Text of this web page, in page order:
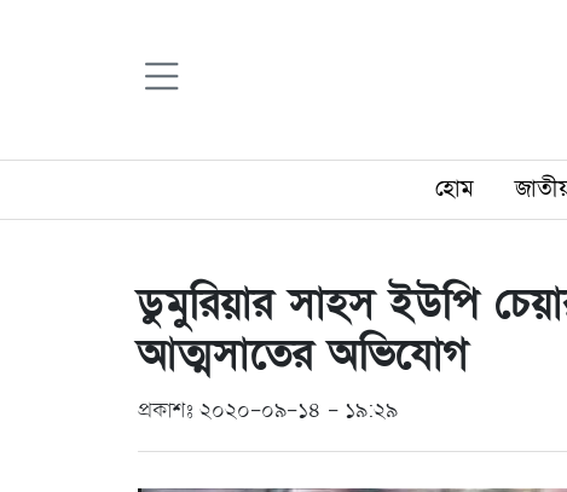
হোম
ডুমুরিয়ার সাহস ইউপি
আত্মসাতের অভিযোগ
প্রকাশঃ ২০২০-০৯-১৪ - ১৯:২৯